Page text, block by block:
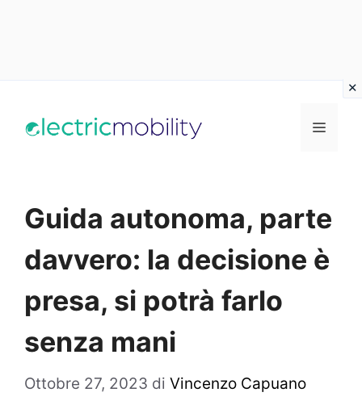
Menu
Guida autonoma, parte
davvero: la decisione è
presa, si potrà farlo
senza mani
Ottobre 27, 2023 di Vincenzo Capuano